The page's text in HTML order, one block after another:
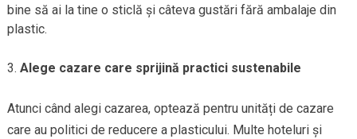
bine să ai la tine o sticlă și câteva gustări fără ambalaje din
plastic.
Alege cazare care sprijină practici sustenabile
Atunci când alegi cazarea, optează pentru unități de cazare
care au politici de reducere a plasticului. Multe hoteluri și